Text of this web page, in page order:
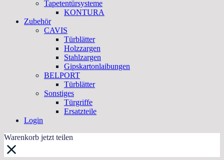
Tapetentürsysteme
KONTURA
Zubehör
CAVIS
Türblätter
Holzzargen
Stahlzargen
Gipskartonlaibungen
BELPORT
Türblätter
Sonstiges
Türgriffe
Ersatzteile
Login
Warenkorb jetzt teilen